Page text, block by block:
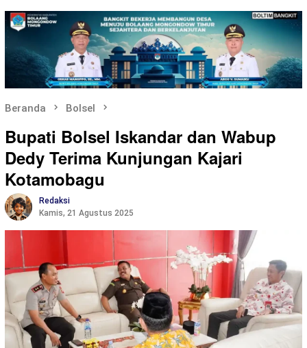
Beranda Bolsel
Bupati Bolsel Iskandar dan Wabup
Dedy Terima Kunjungan Kajari
Kotamobagu
Redaksi
Kamis, 21 Agustus 2025